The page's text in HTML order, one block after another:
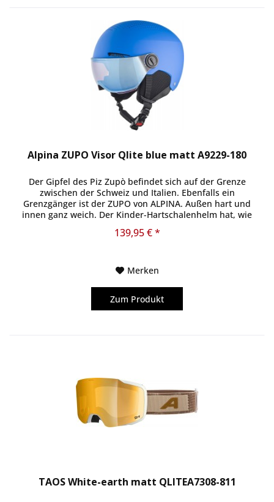
Alpina ZUPO Visor Qlite blue matt A9229-180
Der Gipfel des Piz Zupò befindet sich auf der Grenze
zwischen der Schweiz und Italien. Ebenfalls ein
Grenzgänger ist der ZUPO von ALPINA. Außen hart und
innen ganz weich. Der Kinder-Hartschalenhelm hat, wie
139,95 € *
Merken
Zum Produkt
TAOS White-earth matt QLITEA7308-811